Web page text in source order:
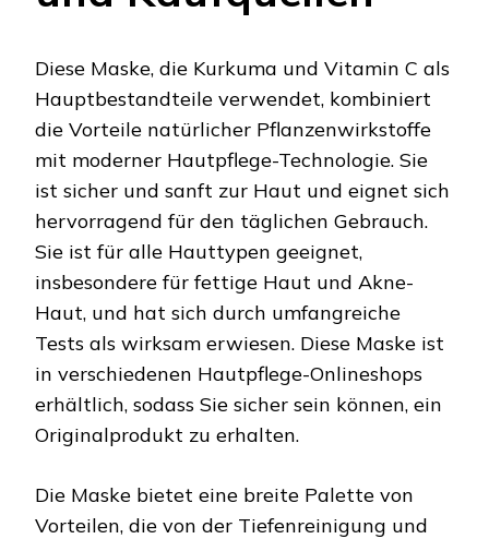
Diese Maske, die Kurkuma und Vitamin C als
Hauptbestandteile verwendet, kombiniert
die Vorteile natürlicher Pflanzenwirkstoffe
mit moderner Hautpflege-Technologie. Sie
ist sicher und sanft zur Haut und eignet sich
hervorragend für den täglichen Gebrauch.
Sie ist für alle Hauttypen geeignet,
insbesondere für fettige Haut und Akne-
Haut, und hat sich durch umfangreiche
Tests als wirksam erwiesen. Diese Maske ist
in verschiedenen Hautpflege-Onlineshops
erhältlich, sodass Sie sicher sein können, ein
Originalprodukt zu erhalten.
Die Maske bietet eine breite Palette von
Vorteilen, die von der Tiefenreinigung und